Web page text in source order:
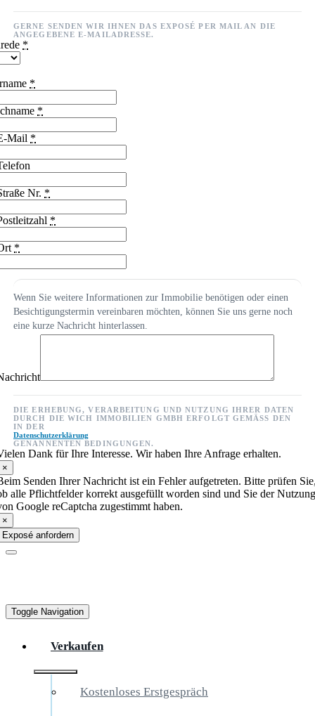
GERNE SENDEN WIR IHNEN DAS EXPOSÉ PER MAIL AN DIE
ANGEGEBENE E-MAILADRESSE.
*
*
*
Mail *
Nr. *
*
*
Wenn Sie weitere Informationen zur Immobilie benötigen oder einen
Besichtigungstermin vereinbaren möchten, können Sie uns gerne noch
eine kurze Nachricht hinterlassen.
DIE ERHEBUNG, VERARBEITUNG UND NUTZUNG IHRER DATEN
DURCH DIE WICH IMMOBILIEN GMBH ERFOLGT GEMÄSS DEN I
N DER
Datenschutzerklärung
GENANNENTEN BEDINGUNGEN.
Dank für Ihre Interesse. Wir haben Ihre Anfrage erhalten.
×
Senden Ihrer Nachricht ist ein Fehler aufgetreten. Bitte prüfen
alle Pflichtfelder korrekt ausgefüllt worden sind und Sie der
Google reCaptcha zugestimmt haben.
×
Exposé anfordern
Toggle Navigation
Verkaufen
Kostenloses Erstgespräch